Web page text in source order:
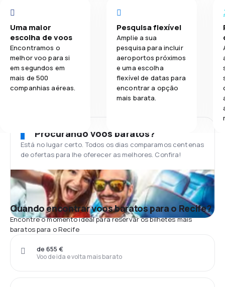
Uma maior
escolha de voos
Encontramos o
melhor voo para si
em segundos em
mais de 500
companhias aéreas.
Pesquisa flexível
Amplie a sua
pesquisa para incluir
aeroportos próximos
e uma escolha
flexível de datas para
encontrar a opção
mais barata.
Procurando voos baratos?
Está no lugar certo. Todos os dias comparamos centenas
de ofertas para lhe oferecer as melhores. Confira!
Quando encontrar voos baratos para o Recife?
Encontre o momento ideal para reservar os bilhetes mais
baratos para o Recife
Voo de ida e volta mais barato
de 655 €